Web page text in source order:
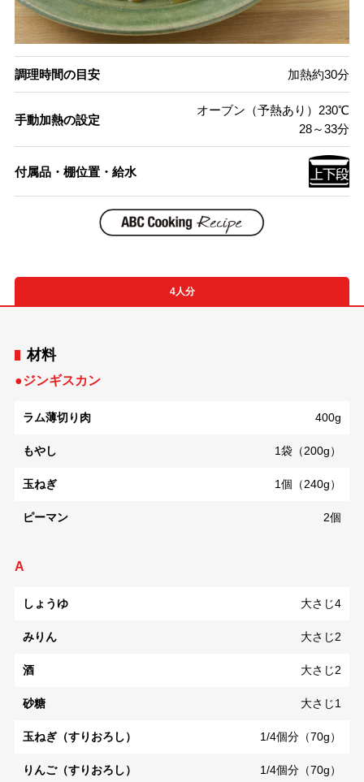
調理時間の目安 加熱約30分
手動加熱の設定
オーブン（予熱あり）230℃
28～33分
付属品・棚位置・給水
4人分
材料
●ジンギスカン
ラム薄切り肉 400g
もやし 1袋（200g）
玉ねぎ 1個（240g）
ピーマン 2個
A
しょうゆ 大さじ4
みりん 大さじ2
酒 大さじ2
砂糖 大さじ1
玉ねぎ（すりおろし） 1/4個分（70g）
りんご（すりおろし） 1/4個分（70g）